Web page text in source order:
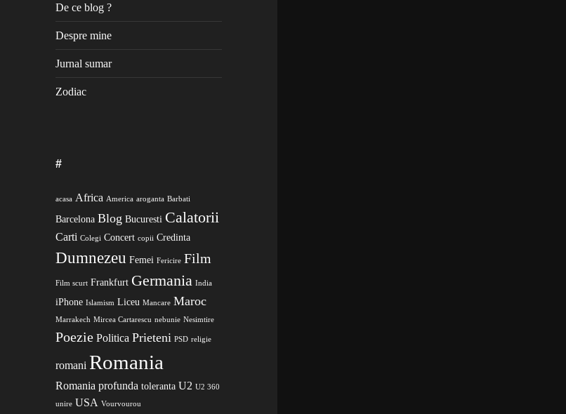
De ce blog ?
Despre mine
Jurnal sumar
Zodiac
#
acasa Africa America aroganta Barbati
Barcelona Blog Bucuresti Calatorii
Carti Colegi Concert copii Credinta
Dumnezeu Femei Fericire Film
Film scurt Frankfurt Germania India
iPhone Islamism Liceu Mancare Maroc
Marrakech Mircea Cartarescu nebunie Nesimtire
Poezie Politica Prieteni PSD religie
romani Romania
Romania profunda toleranta U2 U2 360
unire USA Vourvourou